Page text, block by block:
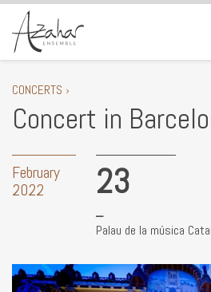
CONCERTS ›
Concert in
February
2022
23
Palau de la música